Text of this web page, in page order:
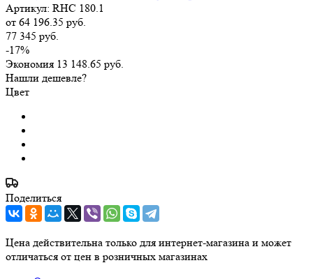
Артикул: RHC 180.1
от 64 196.35 руб.
77 345 руб.
-17%
Экономия 13 148.65 руб.
Нашли дешевле?
Цвет
Поделиться
Цена действительна только для интернет-магазина и может
отличаться от цен в розничных магазинах